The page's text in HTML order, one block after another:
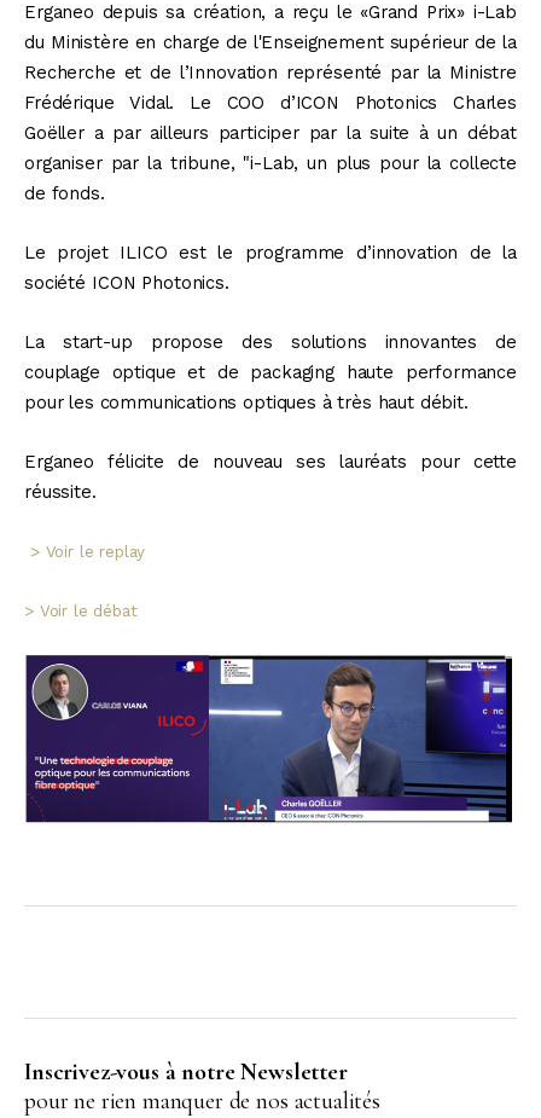
Erganeo depuis sa création, a reçu le «Grand Prix» i-Lab
du Ministère en charge de l'Enseignement supérieur de la
Recherche et de l’Innovation représenté par la Ministre
Frédérique Vidal. Le COO d’ICON Photonics Charles
Goëller a par ailleurs participer par la suite à un débat
organiser par la tribune, "i-Lab, un plus pour la collecte
de fonds.
Le projet ILICO est le programme d’innovation de la
société ICON Photonics.
La start-up propose des solutions innovantes de
couplage optique et de packaging haute performance
pour les communications optiques à très haut débit.
Erganeo félicite de nouveau ses lauréats pour cette
réussite.
> Voir le replay
> Voir le débat
Inscrivez-vous à notre Newsletter
pour ne rien manquer de nos actualités